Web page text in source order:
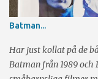
Batman...
Har just kollat på de
Batman från 1989 och